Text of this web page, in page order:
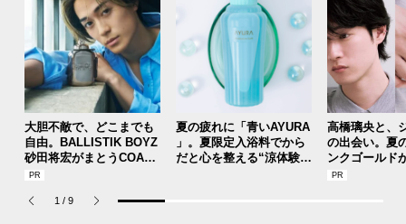
大胆不敵で、どこまでも
自由。BALLISTIK BOYZ
砂田将宏がまとうCOACH
の新作フレグランス「コ
パルファム」
夏の疲れに「青いAYURA
」。夏限定入浴料でから
だと心を整える“涼体験”
高橋璃央と、
の出会い。夏
ンクゴールド
SUMMER
1 / 9